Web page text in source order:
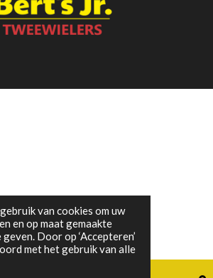
van cookies om uw
en op maat gemaakte
Door op ‘Accepteren’
met het gebruik van alle
e
b
t
a